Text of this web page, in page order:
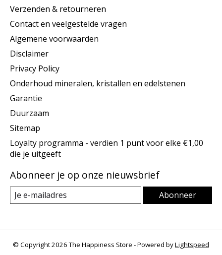
Verzenden & retourneren
Contact en veelgestelde vragen
Algemene voorwaarden
Disclaimer
Privacy Policy
Onderhoud mineralen, kristallen en edelstenen
Garantie
Duurzaam
Sitemap
Loyalty programma - verdien 1 punt voor elke €1,00
die je uitgeeft
Abonneer je op onze nieuwsbrief
Abonneer
© Copyright 2026 The Happiness Store - Powered byLightspeed